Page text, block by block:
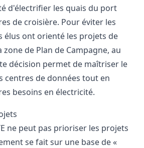
d'électrifier les quais du port
de croisière. Pour éviter les
élus ont orienté les projets de
de Plan de Campagne, au
décision permet de maîtriser le
centres de données tout en
besoins en électricité.
ne peut pas prioriser les projets
se fait sur une base de «